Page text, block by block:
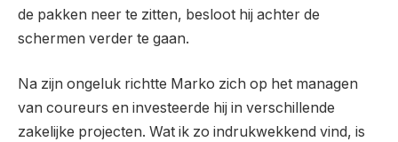
de pakken neer te zitten, besloot hij achter de
schermen verder te gaan.
Na zijn ongeluk richtte Marko zich op het managen
van coureurs en investeerde hij in verschillende
zakelijke projecten. Wat ik zo indrukwekkend vind, is